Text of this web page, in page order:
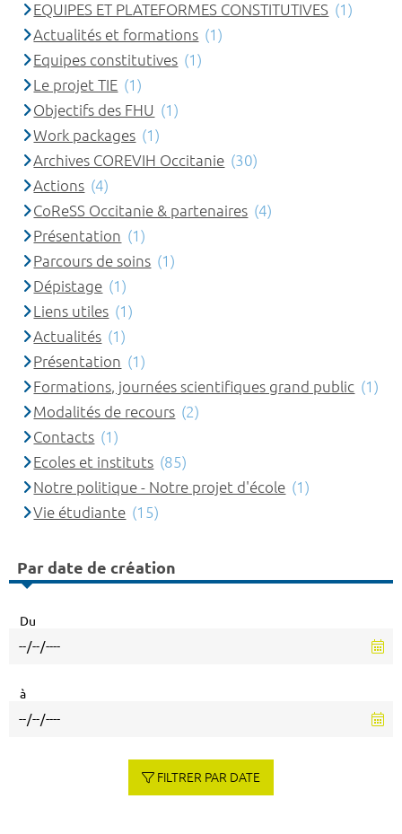
EQUIPES ET PLATEFORMES CONSTITUTIVES (1)
Actualités et formations (1)
Equipes constitutives (1)
Le projet TIE (1)
Objectifs des FHU (1)
Work packages (1)
Archives COREVIH Occitanie (30)
Actions (4)
CoReSS Occitanie & partenaires (4)
Présentation (1)
Parcours de soins (1)
Dépistage (1)
Liens utiles (1)
Actualités (1)
Présentation (1)
Formations, journées scientifiques grand public (1)
Modalités de recours (2)
Contacts (1)
Ecoles et instituts (85)
Notre politique - Notre projet d'école (1)
Vie étudiante (15)
Par date de création
Du
à
FILTRER PAR DATE